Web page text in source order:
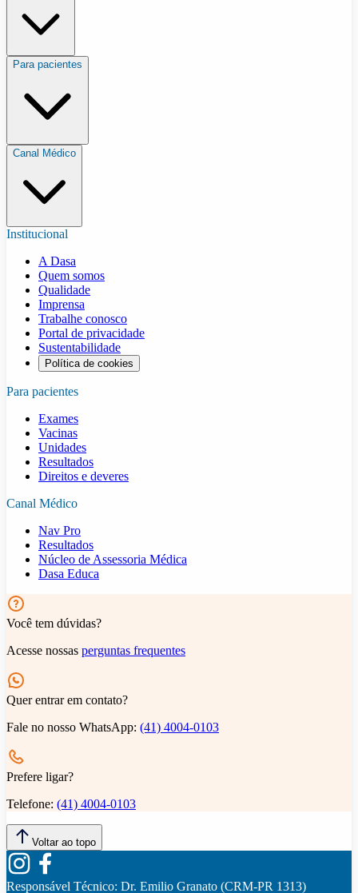
Para pacientes
Canal Médico
Institucional
A Dasa
Quem somos
Qualidade
Imprensa
Trabalhe conosco
Portal de privacidade
Sustentabilidade
Política de cookies
Para pacientes
Exames
Vacinas
Unidades
Resultados
Direitos e deveres
Canal Médico
Nav Pro
Resultados
Núcleo de Assessoria Médica
Dasa Educa
Você tem dúvidas?
Acesse nossas perguntas frequentes
Quer entrar em contato?
Fale no nosso WhatsApp: (41) 4004-0103
Prefere ligar?
Telefone: (41) 4004-0103
Voltar ao topo
Responsável Técnico: Dr. Emilio Granato (CRM-PR 1313)